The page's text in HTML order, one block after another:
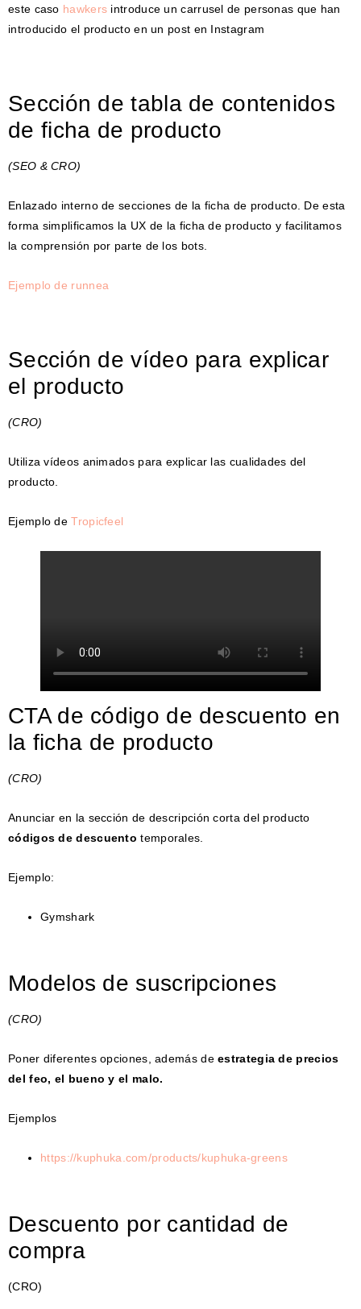
este caso hawkers introduce un carrusel de personas que han
introducido el producto en un post en Instagram
Sección de tabla de contenidos
de ficha de producto
(SEO & CRO)
Enlazado interno de secciones de la ficha de producto. De esta
forma simplificamos la UX de la ficha de producto y facilitamos
la comprensión por parte de los bots.
Ejemplo de runnea
Sección de vídeo para explicar
el producto
(CRO)
Utiliza vídeos animados para explicar las cualidades del
producto.
Ejemplo deTropicfeel
CTA de código de descuento en
la ficha de producto
(CRO)
Anunciar en la sección de descripción corta del producto
códigos de descuento temporales.
Ejemplo:
Gymshark
Modelos de suscripciones
(CRO)
Poner diferentes opciones, además deestrategia de precios
del feo, el bueno y el malo.
Ejemplos
https://kuphuka.com/products/kuphuka-greens
Descuento por cantidad de
compra
(CRO)